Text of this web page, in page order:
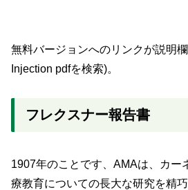
無料バージョンへのリンクが説明
Injection pdfを検索)。
フレクスナー報告書
1907年のことです、AMAは、カー
療教育についての長大な研究を精